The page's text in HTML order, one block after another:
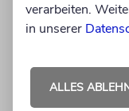
In Stanford
verarbeiten.
in unserer
ALLES